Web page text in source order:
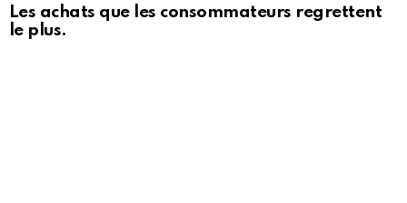
Les achats que les consommateurs regrettent
le plus.